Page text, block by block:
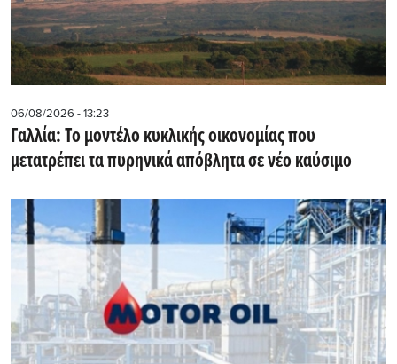
06/08/2026 - 13:23
Γαλλία: Το μοντέλο κυκλικής οικονομίας που
μετατρέπει τα πυρηνικά απόβλητα σε νέο καύσιμο